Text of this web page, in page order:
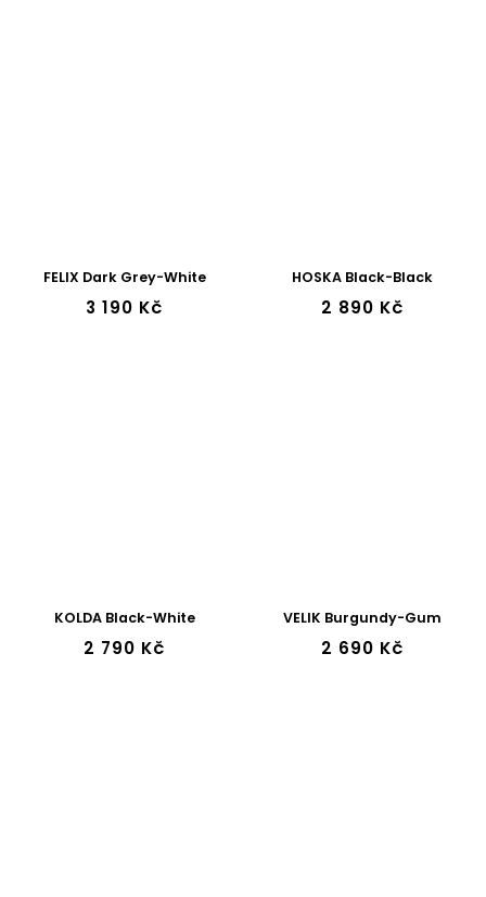
FELIX Dark Grey-White
3 190 Kč
HOSKA Black-Black
2 890 Kč
KOLDA Black-White
2 790 Kč
VELIK Burgundy-Gum
2 690 Kč